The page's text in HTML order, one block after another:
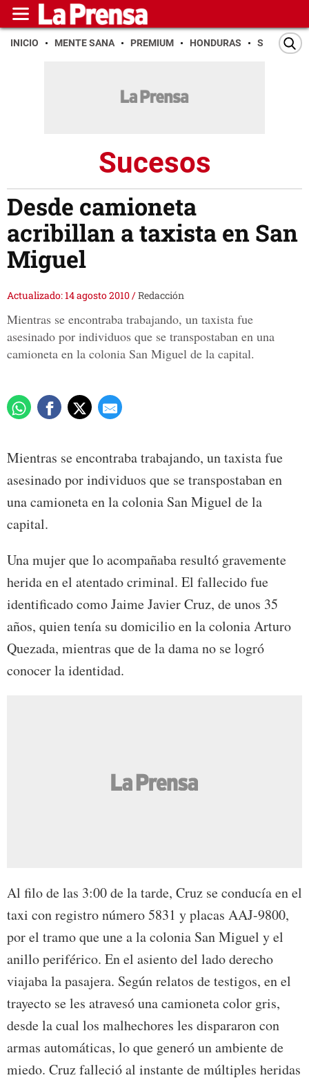
INICIO MENTE SANA PREMIUM HONDURAS SAN PEDRO
Sucesos
Desde camioneta
acribillan a taxista en San
Miguel
Actualizado: 14 agosto 2010/Redacción
Mientras se encontraba trabajando, un taxista fue
asesinado por individuos que se transpostaban en una
camioneta en la colonia San Miguel de la capital.
Mientras se encontraba trabajando, un taxista fue
asesinado por individuos que se transpostaban en
una camioneta en la colonia San Miguel de la
capital.
Una mujer que lo acompañaba resultó gravemente
herida en el atentado criminal. El fallecido fue
identificado como Jaime Javier Cruz, de unos 35
años, quien tenía su domicilio en la colonia Arturo
Quezada, mientras que de la dama no se logró
conocer la identidad.
Al filo de las 3:00 de la tarde, Cruz se conducía en el
taxi con registro número 5831 y placas AAJ-9800,
por el tramo que une a la colonia San Miguel y el
anillo periférico. En el asiento del lado derecho
viajaba la pasajera. Según relatos de testigos, en el
trayecto se les atravesó una camioneta color gris,
desde la cual los malhechores les dispararon con
armas automáticas, lo que generó un ambiente de
miedo. Cruz falleció al instante de múltiples heridas